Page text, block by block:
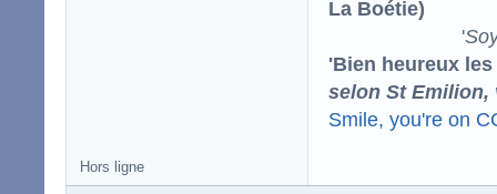
La Boétie)
'
'Bien heureux
selon St Emilion,
Smile, you're on
Hors ligne